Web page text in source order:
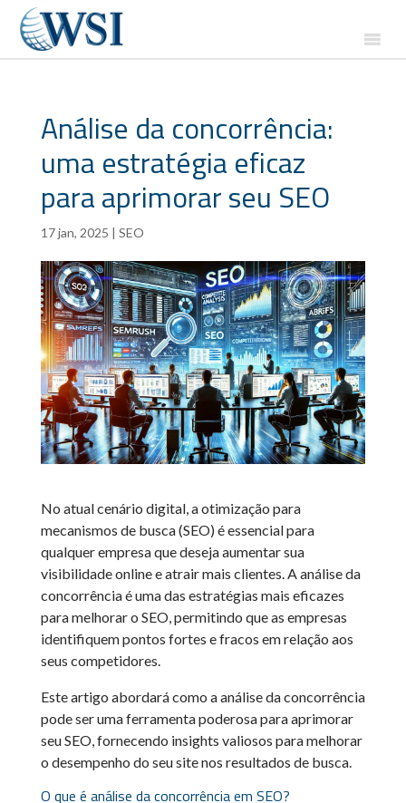
Análise da concorrência:
uma estratégia eficaz
para aprimorar seu SEO
17 jan, 2025 | SEO
No atual cenário digital, a otimização para
mecanismos de busca (SEO) é essencial para
qualquer empresa que deseja aumentar sua
visibilidade online e atrair mais clientes. A análise da
concorrência é uma das estratégias mais eficazes
para melhorar o SEO, permitindo que as empresas
identifiquem pontos fortes e fracos em relação aos
seus competidores.
Este artigo abordará como a análise da concorrência
pode ser uma ferramenta poderosa para aprimorar
seu SEO, fornecendo insights valiosos para melhorar
o desempenho do seu site nos resultados de busca.
O que é análise da concorrência em SEO?